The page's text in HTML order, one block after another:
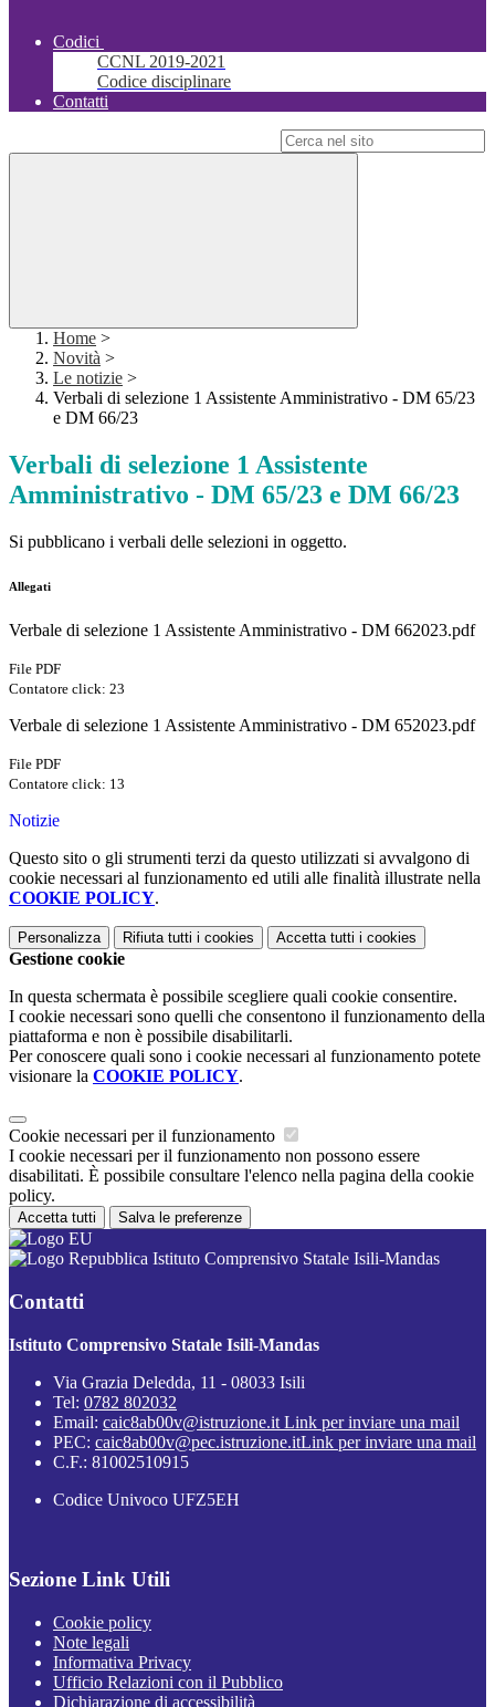
Codici
CCNL 2019-2021
Codice disciplinare
Contatti
Home >
Novità >
Le notizie >
Verbali di selezione 1 Assistente Amministrativo - DM 65/23
e DM 66/23
Verbali di selezione 1 Assistente
Amministrativo - DM 65/23 e DM 66/23
Si pubblicano i verbali delle selezioni in oggetto.
Allegati
Verbale di selezione 1 Assistente Amministrativo - DM 662023.pdf
File PDF
Contatore click: 23
Verbale di selezione 1 Assistente Amministrativo - DM 652023.pdf
File PDF
Contatore click: 13
Notizie
Questo sito o gli strumenti terzi da questo utilizzati si avvalgono di
cookie necessari al funzionamento ed utili alle finalità illustrate nella
COOKIE POLICY.
Personalizza Rifiuta tutti i cookies Accetta tutti i cookies
Gestione cookie
In questa schermata è possibile scegliere quali cookie consentire.
I cookie necessari sono quelli che consentono il funzionamento della
piattaforma e non è possibile disabilitarli.
Per conoscere quali sono i cookie necessari al funzionamento potete
visionare la COOKIE POLICY.
Cookie necessari per il funzionamento
I cookie necessari per il funzionamento non possono essere
disabilitati. È possibile consultare l'elenco nella pagina della cookie
policy.
Accetta tutti Salva le preferenze
Istituto Comprensivo Statale Isili-Mandas
Contatti
Istituto Comprensivo Statale Isili-Mandas
Via Grazia Deledda, 11 - 08033 Isili
Tel: 0782 802032
Email: caic8ab00v@istruzione.it Link per inviare una mail
PEC: caic8ab00v@pec.istruzione.itLink per inviare una mail
C.F.: 81002510915
Codice Univoco UFZ5EH
Sezione Link Utili
Cookie policy
Note legali
Informativa Privacy
Ufficio Relazioni con il Pubblico
Dichiarazione di accessibilità